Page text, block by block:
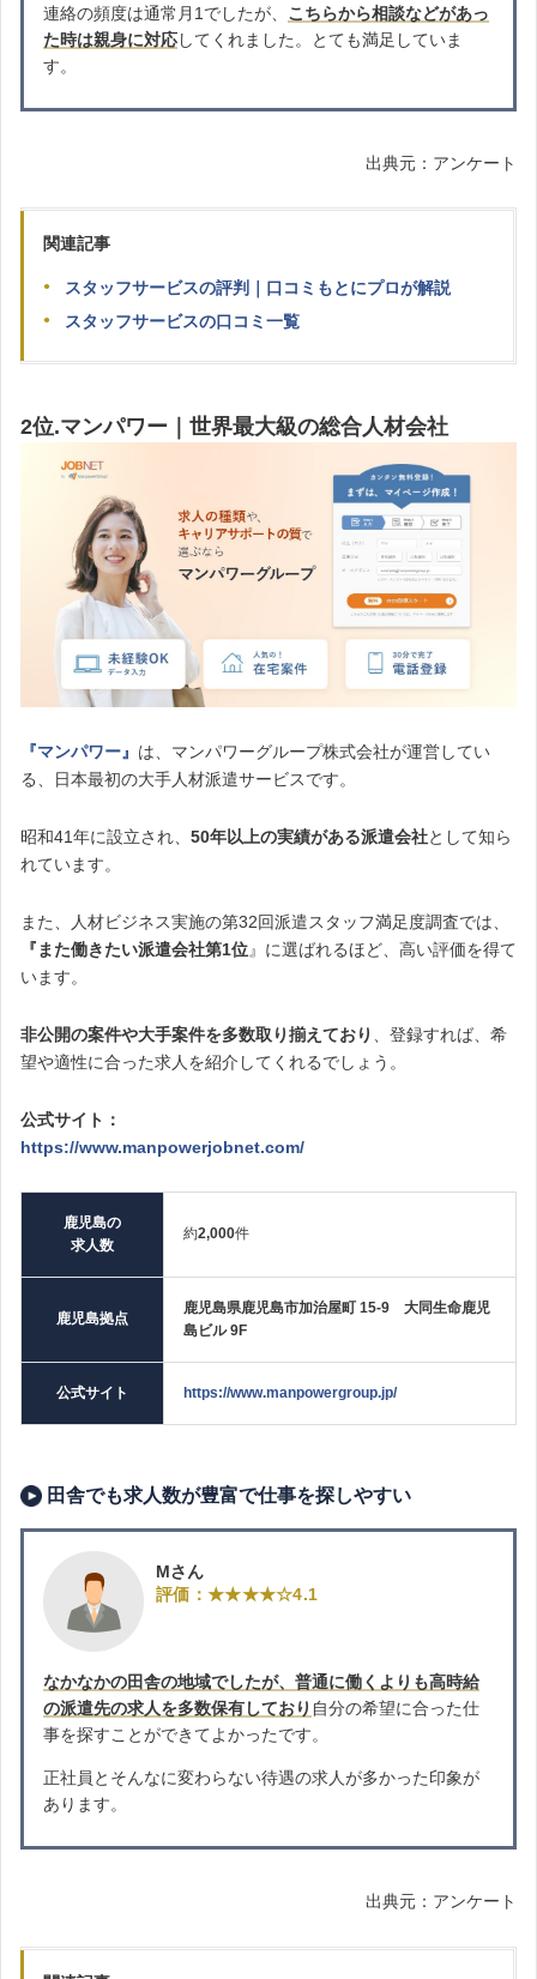
連絡の頻度は通常月1でしたが、 こちらから相談などがあっ
た時は親身に対応してくれました。とても満足していま
す。
出典元：アンケート
関連記事
スタッフサービスの評判｜口コミもとにプロが解説
スタッフサービスの口コミ一覧
2位.マンパワー｜世界最大級の総合人材会社
『マンパワー』 は、マンパワーグループ株式会社が運営してい
る、日本最初の大手人材派遣サービスです。
昭和41年に設立され、 50年以上の実績がある派遣会社として知ら
れています。
また、人材ビジネス実施の第32回派遣スタッフ満足度調査では、
『また働きたい派遣会社第1位』に選ばれるほど、高い評価を得て
います。
非公開の案件や大手案件を多数取り揃えており
、登録すれば、希
望や適性に合った求人を紹介してくれるでしょう。
公式サイト：
https://www.manpowerjobnet.com/
鹿児島の
求人数
約2,000件
鹿児島拠点
鹿児島県鹿児島市加治屋町 15-9 大同生命鹿児
島ビル 9F
公式サイト https://www.manpowergroup.jp/
田舎でも求人数が豊富で仕事を探しやすい
Mさん
評価：★★★★☆4.1
なかなかの田舎の地域でしたが、普通に働くよりも高時給
の派遣先の求人を多数保有しており 自分の希望に合った仕
事を探すことができてよかったです。
正社員とそんなに変わらない待遇の求人が多かった印象が
あります。
出典元：アンケート